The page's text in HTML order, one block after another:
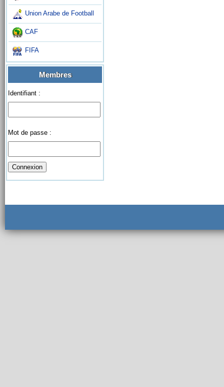
Union Arabe de Football
CAF
FIFA
Membres
Identifiant :
Mot de passe :